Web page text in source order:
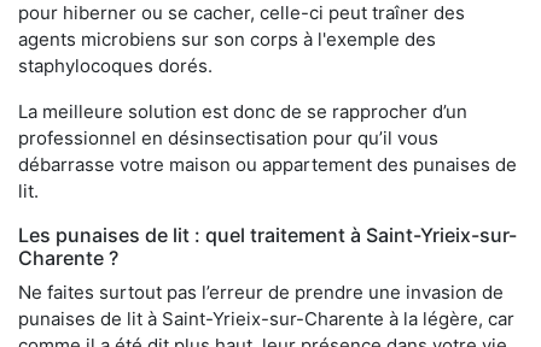
pour hiberner ou se cacher, celle-ci peut traîner des
agents microbiens sur son corps à l'exemple des
staphylocoques dorés.
La meilleure solution est donc de se rapprocher d’un
professionnel en désinsectisation pour qu’il vous
débarrasse votre maison ou appartement des punaises de
lit.
Les punaises de lit : quel traitement à Saint-Yrieix-sur-
Charente ?
Ne faites surtout pas l’erreur de prendre une invasion de
punaises de lit à Saint-Yrieix-sur-Charente à la légère, car